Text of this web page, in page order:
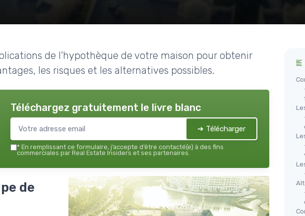
de l'hypothèque de votre maison pour obtenir
les risques et les alternatives possibles.
Téléchargez gratuitement le livre blanc
➔ Télécharger
* En remplissant ce formulaire, j’accepte d’être contacté(e) à des fins
commerciales par Real Estate Insiders et ses partenaires.
de